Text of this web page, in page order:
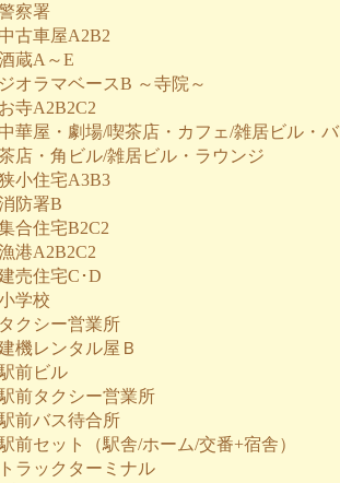
察署
中古車屋A2B2
蔵A～E
ジオラマベースB ～寺院～
お寺A2B2C2
中華屋・劇場/喫茶店・カフェ/雑居ビル・
店・角ビル/雑居ビル・ラウンジ
小住宅A3B3
防署B
合住宅B2C2
港A2B2C2
売住宅C･D
学校
タクシー営業所
機レンタル屋Ｂ
前ビル
前タクシー営業所
前バス待合所
前セット（駅舎/ホーム/交番+宿舎）
トラックターミナル